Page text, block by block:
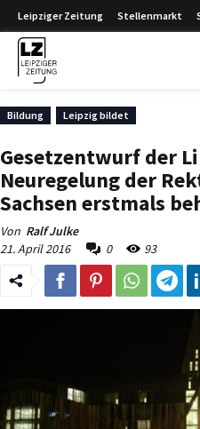
Leipziger Zeitung Stellenmarkt
Bildung Leipzig bildet
Gesetzentwurf der
Neuregelung der
Sachsen erstmals
Von Ralf Julke
21. April 2016
0 93